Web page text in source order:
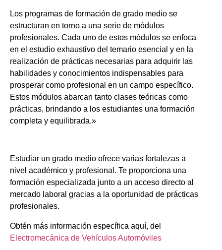
Los programas de formación de grado medio se
estructuran en torno a una serie de módulos
profesionales. Cada uno de estos módulos se enfoca
en el estudio exhaustivo del temario esencial y en la
realización de prácticas necesarias para adquirir las
habilidades y conocimientos indispensables para
prosperar como profesional en un campo específico.
Estos módulos abarcan tanto clases teóricas como
prácticas, brindando a los estudiantes una formación
completa y equilibrada.»
Estudiar un grado medio ofrece varias fortalezas a
nivel académico y profesional. Te proporciona una
formación especializada junto a un acceso directo al
mercado laboral gracias a la oportunidad de prácticas
profesionales.
Obtén más información específica aquí, del
Electromecánica de Vehículos Automóviles